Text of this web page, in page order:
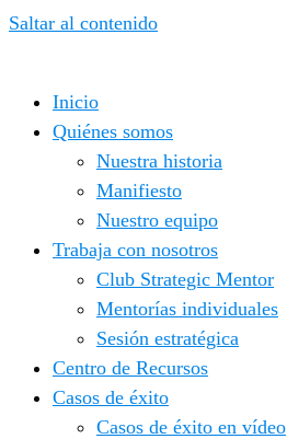
Saltar al contenido
Inicio
Quiénes somos
Nuestra historia
Manifiesto
Nuestro equipo
Trabaja con nosotros
Club Strategic Mentor
Mentorías individuales
Sesión estratégica
Centro de Recursos
Casos de éxito
Casos de éxito en vídeo